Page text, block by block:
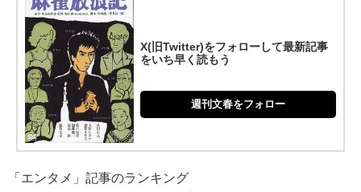
X(旧Twitter)をフォローして最新記事
をいち早く読もう
週刊文春をフォロー
「エンタメ」記事のランキング